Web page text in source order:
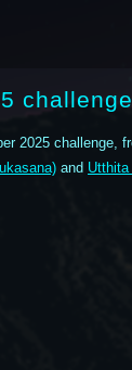
challenge
2025 challenge,
and